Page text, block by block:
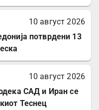
10 август 2026
потврдени 13
10 август 2026
САД и Иран се
Теснец